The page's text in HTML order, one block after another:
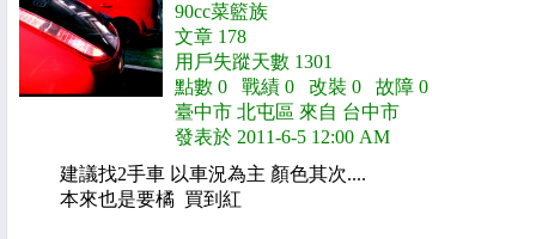
90cc菜籃族
文章 178
用戶失蹤天數 1301
點數 0 戰績 0 改裝 0 故障 0
臺中市 北屯區 來自 台中市
發表於 2011-6-5 12:00 AM
建議找2手車 以車況為主 顏色其次....
本來也是要橘 買到紅